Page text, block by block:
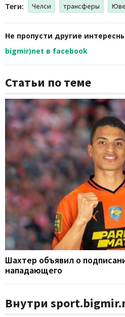
Теги: Челси трансферы
Не пропусти другие
bigmir)net в facebook
Статьи по теме
Шахтер объявил о
нападающего
Внутри